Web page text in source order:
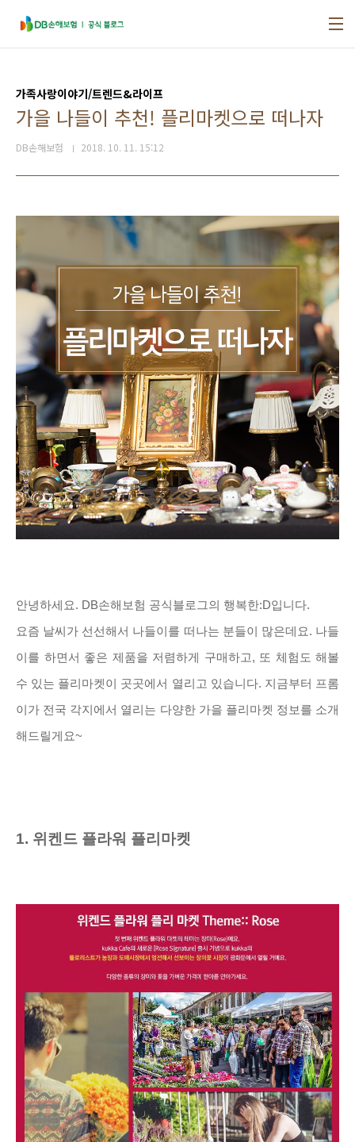
가족사랑이야기/트렌드&라이프
가을 나들이 추천! 플리마켓으로 떠나자
DB손해보험 2018. 10. 11. 15:12
안녕하세요. DB손해보험 공식블로그의 행복한:D입니다.
요즘 날씨가 선선해서 나들이를 떠나는 분들이 많은데요. 나들
이를 하면서 좋은 제품을 저렴하게 구매하고, 또 체험도 해볼
수 있는 플리마켓이 곳곳에서 열리고 있습니다. 지금부터 프롬
이가 전국 각지에서 열리는 다양한 가을 플리마켓 정보를 소개
해드릴게요~
1. 위켄드 플라워 플리마켓